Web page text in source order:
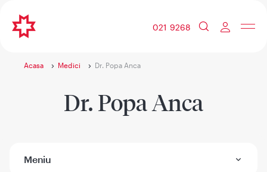
021 9268
Acasa Medici Dr. Popa Anca
Dr. Popa Anca
Meniu